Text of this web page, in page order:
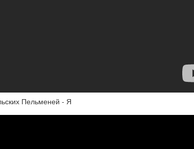
Пельменей - Я